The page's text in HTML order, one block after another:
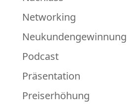
Networking
Neukundengewinnung
Podcast
Präsentation
Preiserhöhung